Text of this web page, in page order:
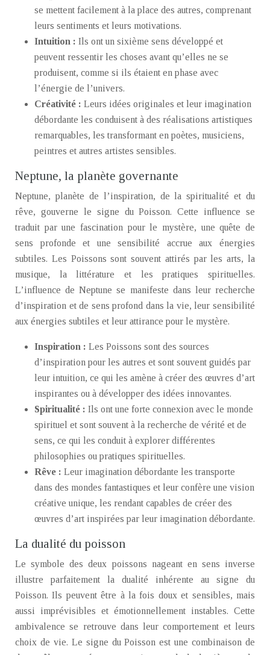
se mettent facilement à la place des autres, comprenant
leurs sentiments et leurs motivations.
Intuition : Ils ont un sixième sens développé et
peuvent ressentir les choses avant qu’elles ne se
produisent, comme si ils étaient en phase avec
l’énergie de l’univers.
Créativité : Leurs idées originales et leur imagination
débordante les conduisent à des réalisations artistiques
remarquables, les transformant en poètes, musiciens,
peintres et autres artistes sensibles.
Neptune, la planète governante
Neptune, planète de l’inspiration, de la spiritualité et du
rêve, gouverne le signe du Poisson. Cette influence se
traduit par une fascination pour le mystère, une quête de
sens profonde et une sensibilité accrue aux énergies
subtiles. Les Poissons sont souvent attirés par les arts, la
musique, la littérature et les pratiques spirituelles.
L’influence de Neptune se manifeste dans leur recherche
d’inspiration et de sens profond dans la vie, leur sensibilité
aux énergies subtiles et leur attirance pour le mystère.
Inspiration : Les Poissons sont des sources
d’inspiration pour les autres et sont souvent guidés par
leur intuition, ce qui les amène à créer des œuvres d’art
inspirantes ou à développer des idées innovantes.
Spiritualité : Ils ont une forte connexion avec le monde
spirituel et sont souvent à la recherche de vérité et de
sens, ce qui les conduit à explorer différentes
philosophies ou pratiques spirituelles.
Rêve : Leur imagination débordante les transporte
dans des mondes fantastiques et leur confère une vision
créative unique, les rendant capables de créer des
œuvres d’art inspirées par leur imagination débordante.
La dualité du poisson
Le symbole des deux poissons nageant en sens inverse
illustre parfaitement la dualité inhérente au signe du
Poisson. Ils peuvent être à la fois doux et sensibles, mais
aussi imprévisibles et émotionnellement instables. Cette
ambivalence se retrouve dans leur comportement et leurs
choix de vie. Le signe du Poisson est une combinaison de